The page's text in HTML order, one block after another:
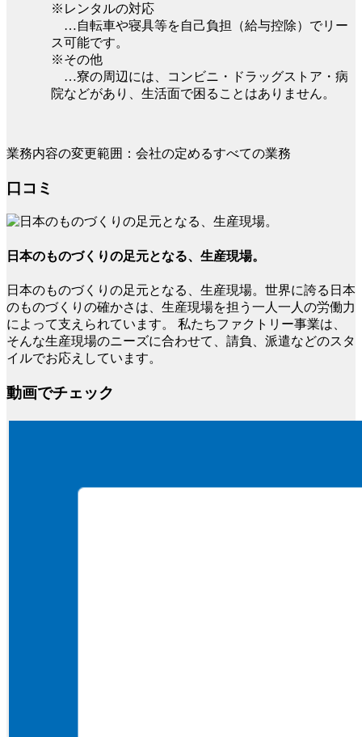
※レンタルの対応
…自転車や寝具等を自己負担（給与控除）でリー
ス可能です。
※その他
…寮の周辺には、コンビニ・ドラッグストア・病
院などがあり、生活面で困ることはありません。
業務内容の変更範囲：会社の定めるすべての業務
口コミ
日本のものづくりの足元となる、生産現場。
日本のものづくりの足元となる、生産現場。世界に誇る日本
のものづくりの確かさは、生産現場を担う一人一人の労働力
によって支えられています。 私たちファクトリー事業は、
そんな生産現場のニーズに合わせて、請負、派遣などのスタ
イルでお応えしています。
動画でチェック